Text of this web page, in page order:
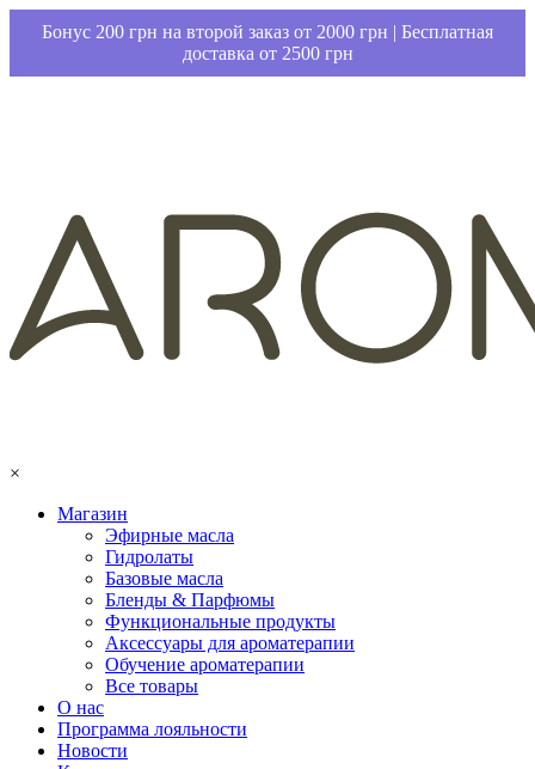
Бонус 200 грн на второй заказ от 2000 грн | Бесплатная
доставка от 2500 грн
×
Магазин
Эфирные масла
Гидролаты
Базовые масла
Бленды & Парфюмы
Функциональные продукты
Аксессуары для ароматерапии
Обучение ароматерапии
Все товары
О нас
Программа лояльности
Новости